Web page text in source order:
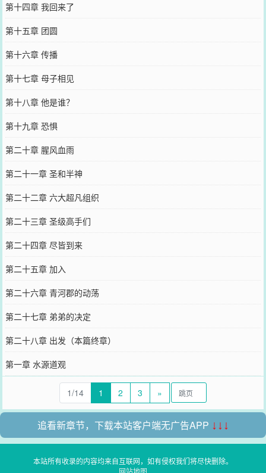
第十四章 我回来了
第十五章 团圆
第十六章 传播
第十七章 母子相见
第十八章 他是谁？
第十九章 恐惧
第二十章 腥风血雨
第二十一章 圣和半神
第二十二章 六大超凡组织
第二十三章 圣级高手们
第二十四章 尽皆到来
第二十五章 加入
第二十六章 青河郡的动荡
第二十七章 弟弟的决定
第二十八章 出发（本篇终章）
第一章 水源道观
1/14 1 2 3 »
追看新章节，下载本站客户端无广告APP ↓↓↓
本站所有收录的内容均来自互联网，如有侵权我们将尽快删除。
网站地图